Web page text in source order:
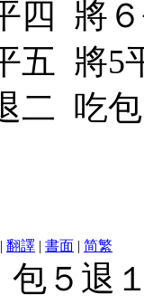
四 將
五 將5
二 吃包
| 翻譯 | 書面 | 简繁
５退